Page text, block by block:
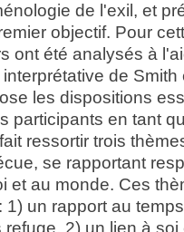
de l'exil, et
objectif. Pour
ont été analysés à
de Smith
les dispositions
participants en tant
ressortir trois
se rapportant
et au monde. Ces
1) un rapport au
2) un lien à